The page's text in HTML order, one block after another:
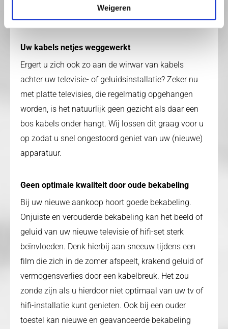
Weigeren
apparatuur ook voor u aan.
Uw kabels netjes weggewerkt
Ergert u zich ook zo aan de wirwar van kabels
achter uw televisie- of geluidsinstallatie? Zeker nu
met platte televisies, die regelmatig opgehangen
worden, is het natuurlijk geen gezicht als daar een
bos kabels onder hangt. Wij lossen dit graag voor u
op zodat u snel ongestoord geniet van uw (nieuwe)
apparatuur.
Geen optimale kwaliteit door oude bekabeling
Bij uw nieuwe aankoop hoort goede bekabeling.
Onjuiste en verouderde bekabeling kan het beeld of
geluid van uw nieuwe televisie of hifi-set sterk
beïnvloeden. Denk hierbij aan sneeuw tijdens een
film die zich in de zomer afspeelt, krakend geluid of
vermogensverlies door een kabelbreuk. Het zou
zonde zijn als u hierdoor niet optimaal van uw tv of
hifi-installatie kunt genieten. Ook bij een ouder
toestel kan nieuwe en geavanceerde bekabeling